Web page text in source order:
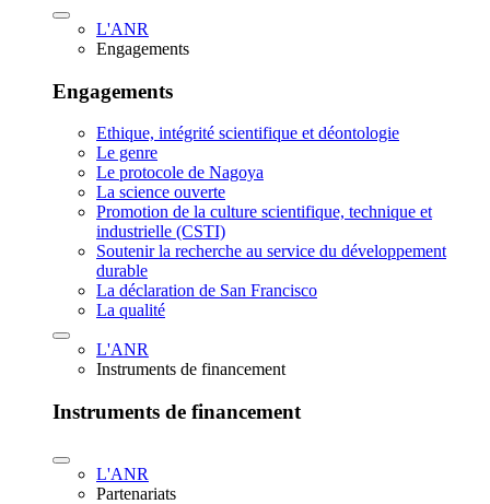
L'ANR
Engagements
Engagements
Ethique, intégrité scientifique et déontologie
Le genre
Le protocole de Nagoya
La science ouverte
Promotion de la culture scientifique, technique et
industrielle (CSTI)
Soutenir la recherche au service du développement
durable
La déclaration de San Francisco
La qualité
L'ANR
Instruments de financement
Instruments de financement
L'ANR
Partenariats